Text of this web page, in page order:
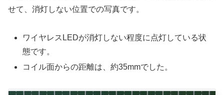
せて、消灯しない位置での写真です。
ワイヤレスLEDが消灯しない程度に点灯している状
態です。
コイル面からの距離は、約35mmでした。